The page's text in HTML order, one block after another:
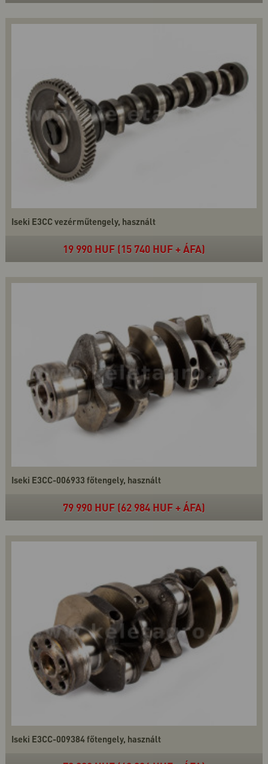
Iseki E3CC vezérműtengely, használt
19 990 HUF (15 740 HUF + ÁFA)
Iseki E3CC-006933 főtengely, használt
79 990 HUF (62 984 HUF + ÁFA)
Iseki E3CC-009384 főtengely, használt